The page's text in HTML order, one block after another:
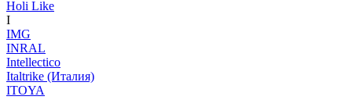
Holi Like
I
IMG
INRAL
Intellectico
Italtrike (Италия)
ITOYA